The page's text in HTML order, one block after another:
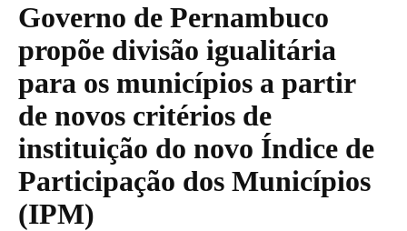
Governo de Pernambuco
propõe divisão igualitária
para os municípios a partir
de novos critérios de
instituição do novo Índice de
Participação dos Municípios
(IPM)